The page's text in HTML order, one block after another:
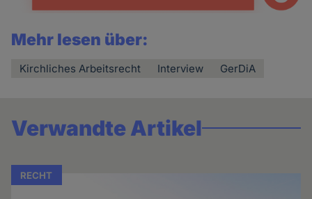
Mehr lesen über:
Kirchliches Arbeitsrecht Interview GerDiA
Verwandte Artikel
RECHT